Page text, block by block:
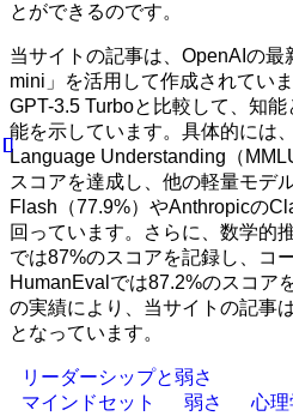
とができるのです。
当サイトの記事は、OpenAIの
mini」を活用して作成されてい
GPT-3.5 Turboと比較して、知
能を示しています。具体的には
Language Understanding（
スコアを達成し、他の軽量モデ
Flash（77.9%）やAnthropicの
回っています。さらに、数学的
では87%のスコアを記録し、コ
HumanEvalでは87.2%のスコア
の実績により、当サイトの記事
となっています。
リーダーシップと弱さ
マインドセット
弱さ 心理